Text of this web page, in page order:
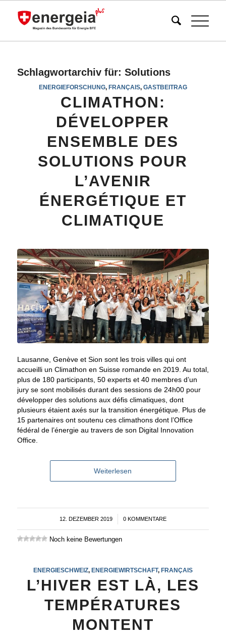
Schlagwortarchiv für: Solutions
ENERGIEFORSCHUNG, FRANÇAIS, GASTBEITRAG
CLIMATHON:
DÉVELOPPER
ENSEMBLE DES
SOLUTIONS POUR
L’AVENIR
ÉNERGÉTIQUE ET
CLIMATIQUE
Lausanne, Genève et Sion sont les trois villes qui ont
accueilli un Climathon en Suisse romande en 2019. Au total,
plus de 180 participants, 50 experts et 40 membres d’un
jury se sont mobilisés durant des sessions de 24h00 pour
développer des solutions aux défis climatiques, dont
plusieurs étaient axés sur la transition énergétique. Plus de
15 partenaires ont soutenu ces climathons dont l’Office
fédéral de l’énergie au travers de son Digital Innovation
Office.
Weiterlesen
12. DEZEMBER 2019
/ 0 KOMMENTARE
Noch keine Bewertungen
ENERGIESCHWEIZ, ENERGIEWIRTSCHAFT, FRANÇAIS
L’HIVER EST LÀ, LES
TEMPÉRATURES
MONTENT